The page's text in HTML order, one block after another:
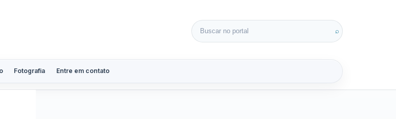
Fotografia Entre em contato
Buscar por: ⌕